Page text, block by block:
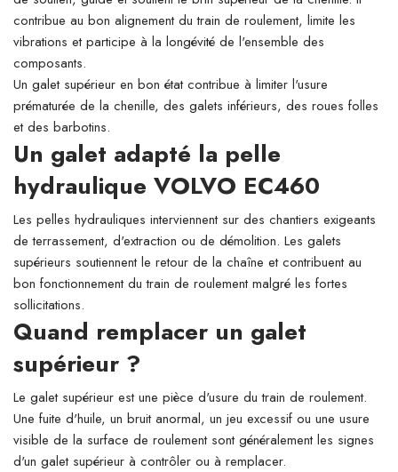
contribue au bon alignement du train de roulement, limite les
vibrations et participe à la longévité de l'ensemble des
composants.
Un galet supérieur en bon état contribue à limiter l'usure
prématurée de la chenille, des galets inférieurs, des roues folles
et des barbotins.
Un galet adapté la pelle
hydraulique VOLVO EC460
Les pelles hydrauliques interviennent sur des chantiers exigeants
de terrassement, d'extraction ou de démolition. Les galets
supérieurs soutiennent le retour de la chaîne et contribuent au
bon fonctionnement du train de roulement malgré les fortes
sollicitations.
Quand remplacer un galet
supérieur ?
Le galet supérieur est une pièce d'usure du train de roulement.
Une fuite d'huile, un bruit anormal, un jeu excessif ou une usure
visible de la surface de roulement sont généralement les signes
d'un galet supérieur à contrôler ou à remplacer.